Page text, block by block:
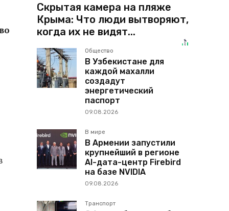
Скрытая камера на пляже
Крыма: Что люди вытворяют,
когда их не видят...
Общество
В Узбекистане для
каждой махалли
создадут
энергетический
паспорт
09.08.2026
В мире
В Армении запустили
крупнейший в регионе
AI-дата-центр Firebird
на базе NVIDIA
09.08.2026
Транспорт